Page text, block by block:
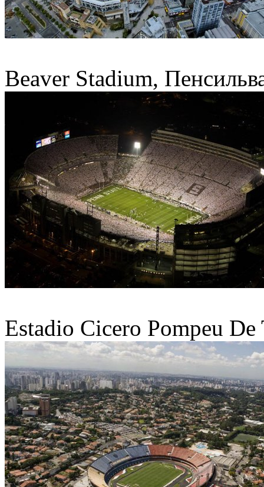
Beaver Stadium,
Estadio Cicero Pompeu